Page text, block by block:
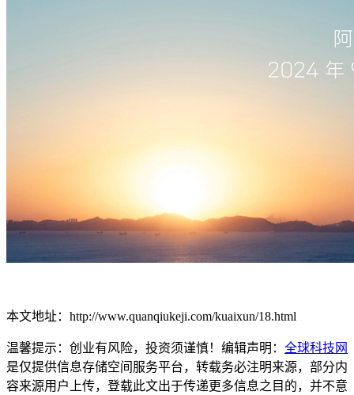
本文地址：http://www.quanqiukeji.com/kuaixun/18.html
温馨提示：创业有风险，投资须谨慎！编辑声明： 全球科技网
是仅提供信息存储空间服务平台，转载务必注明来源，部分内
容来源用户上传，登载此文出于传递更多信息之目的，并不意